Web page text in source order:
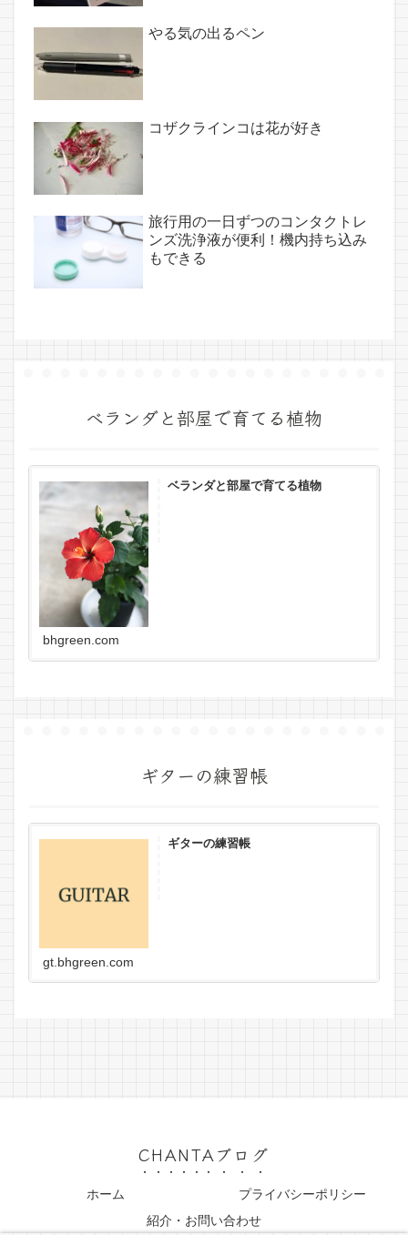
やる気の出るペン
コザクラインコは花が好き
旅行用の一日ずつのコンタクトレ
ンズ洗浄液が便利！機内持ち込み
もできる
ベランダと部屋で育てる植物
ベランダと部屋で育てる植物
bhgreen.com
ギターの練習帳
ギターの練習帳
gt.bhgreen.com
CHANTAブログ
ホーム
プライバシーポリシー
紹介・お問い合わせ